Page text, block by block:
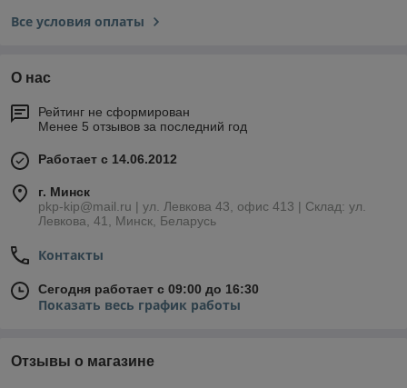
Все условия оплаты
О нас
Рейтинг не сформирован
Менее 5 отзывов за последний год
Работает с 14.06.2012
г. Минск
pkp-kip@mail.ru | ул. Левкова 43, офис 413 | Склад: ул.
Левкова, 41, Минск, Беларусь
Контакты
Сегодня работает с 09:00 до 16:30
Показать весь график работы
Отзывы о магазине